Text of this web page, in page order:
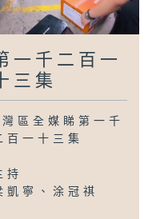
一千二百一
三集
區全媒睇第一千
百一十三集
持
凱寧、涂冠祺